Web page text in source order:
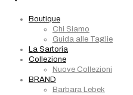
Boutique
Chi Siamo
Guida alle Taglie
La Sartoria
Collezione
Nuove Collezioni
BRAND
Barbara Lebek